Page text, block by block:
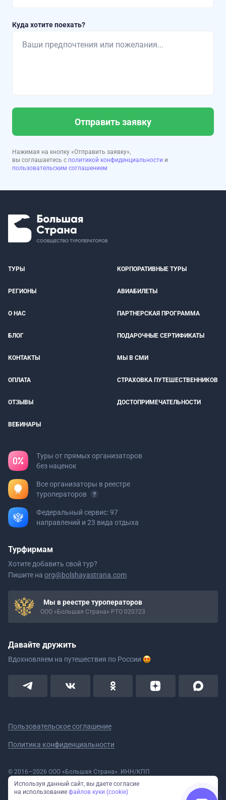
Куда хотите поехать?
Отправить заявку
Нажимая на кнопку «Отправить заявку»,
вы соглашаетесь с политикой конфиденциальности и
пользовательским соглашением
ТУРЫ КОРПОРАТИВНЫЕ ТУРЫ
РЕГИОНЫ АВИАБИЛЕТЫ
О НАС ПАРТНЕРСКАЯ ПРОГРАММА
БЛОГ ПОДАРОЧНЫЕ СЕРТИФИКАТЫ
КОНТАКТЫ МЫ В СМИ
ОПЛАТА СТРАХОВКА ПУТЕШЕСТВЕННИКОВ
ОТЗЫВЫ ДОСТОПРИМЕЧАТЕЛЬНОСТИ
ВЕБИНАРЫ
Туры от прямых организаторов
без наценок
Все организаторы в реестре
туроператоров
Федеральный сервис: 97
направлений и 23 вида отдыха
Турфирмам
Хотите добавить свой тур?
Пишите на org@bolshayastrana.com
Мы в реестре туроператоров
ООО «Большая Страна» РТО 020723
Давайте дружить
Вдохновляем на путешествия по России
Пользовательское соглашение
Политика конфиденциальности
© 2016—2026 ООО «Большая Страна». ИНН/КПП
5908078160/590801001 ОГРН 1185958020533
Номер в реестре Роскомнадзора № 59-18-006319 (Приказ № 321 от
11.10.2018)
Используя данный сайт, вы даете согласие
на использование файлов куки (cookie)